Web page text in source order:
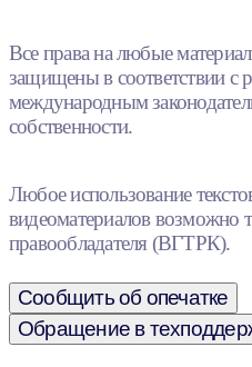
Все права на любые
защищены в соответствии с
международным
собственности.
Любое использование
видеоматериалов возможно
правообладателя (ВГТРК).
Сообщить об опечатке
Обращение в